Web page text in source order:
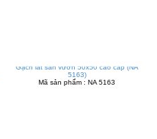
Gạch lát sân vườn 50x50 cao cấp (NA
5163)
Mã sản phẩm : NA 5163